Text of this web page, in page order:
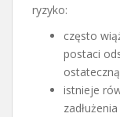
ryzyko:
często
postaci
istnieje